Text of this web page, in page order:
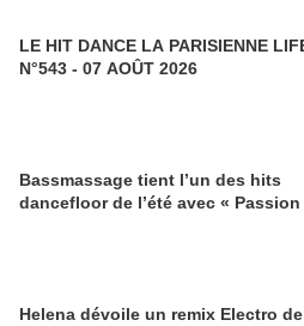
LE HIT DANCE LA PARISIENNE
N°543 - 07 AOÛT 2026
Bassmassage tient l’un des hits
dancefloor de l’été avec « Passion
Helena dévoile un remix Electro de